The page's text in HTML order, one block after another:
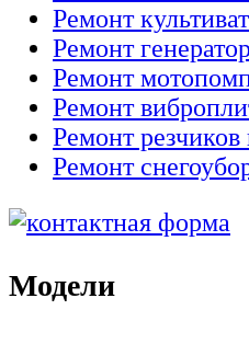
Ремонт
Ремонт
Ремонт
Ремонт
Ремонт
Ремонт
Модели